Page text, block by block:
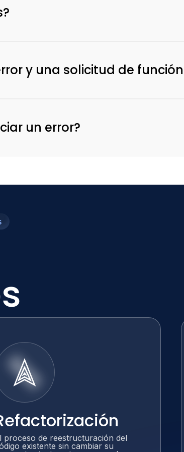
y una solicitud de
un error?
proceso de reestructuración del
existente sin cambiar su